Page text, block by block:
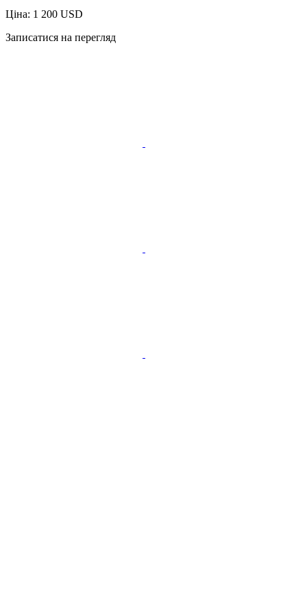
Ціна: 1 200 USD
Записатися на перегляд